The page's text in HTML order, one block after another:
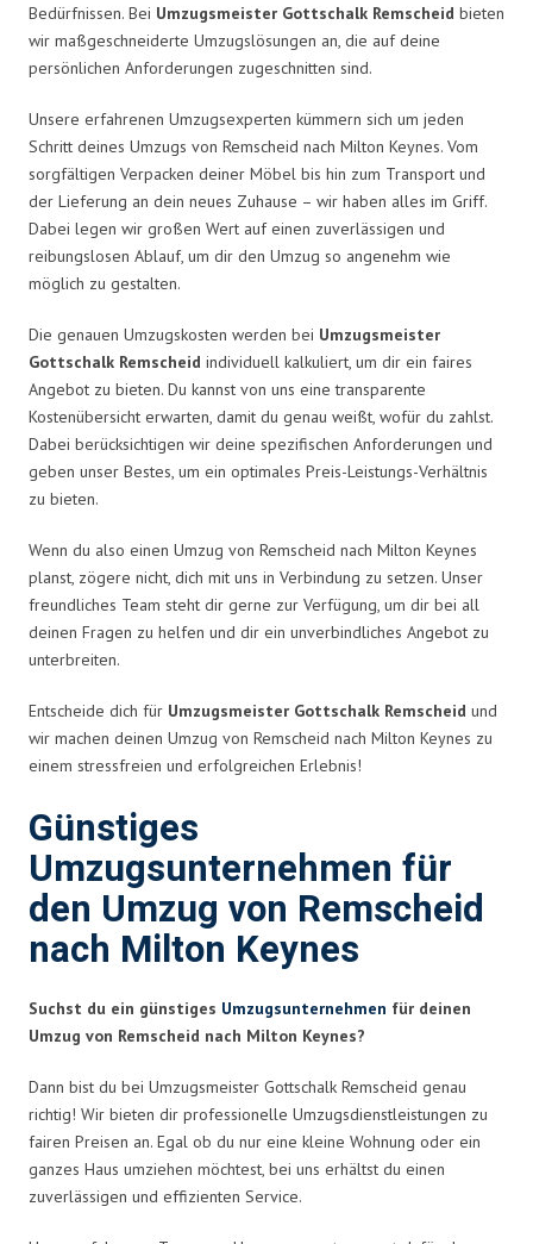
Bedürfnissen. Bei Umzugsmeister Gottschalk Remscheid bieten
wir maßgeschneiderte Umzugslösungen an, die auf deine
persönlichen Anforderungen zugeschnitten sind.
Unsere erfahrenen Umzugsexperten kümmern sich um jeden
Schritt deines Umzugs von Remscheid nach Milton Keynes. Vom
sorgfältigen Verpacken deiner Möbel bis hin zum Transport und
der Lieferung an dein neues Zuhause – wir haben alles im Griff.
Dabei legen wir großen Wert auf einen zuverlässigen und
reibungslosen Ablauf, um dir den Umzug so angenehm wie
möglich zu gestalten.
Die genauen Umzugskosten werden bei Umzugsmeister
Gottschalk Remscheid individuell kalkuliert, um dir ein faires
Angebot zu bieten. Du kannst von uns eine transparente
Kostenübersicht erwarten, damit du genau weißt, wofür du zahlst.
Dabei berücksichtigen wir deine spezifischen Anforderungen und
geben unser Bestes, um ein optimales Preis-Leistungs-Verhältnis
zu bieten.
Wenn du also einen Umzug von Remscheid nach Milton Keynes
planst, zögere nicht, dich mit uns in Verbindung zu setzen. Unser
freundliches Team steht dir gerne zur Verfügung, um dir bei all
deinen Fragen zu helfen und dir ein unverbindliches Angebot zu
unterbreiten.
Entscheide dich für Umzugsmeister Gottschalk Remscheid und
wir machen deinen Umzug von Remscheid nach Milton Keynes zu
einem stressfreien und erfolgreichen Erlebnis!
Günstiges
Umzugsunternehmen für
den Umzug von Remscheid
nach Milton Keynes
Suchst du ein günstiges Umzugsunternehmen für deinen
Umzug von Remscheid nach Milton Keynes?
Dann bist du bei Umzugsmeister Gottschalk Remscheid genau
richtig! Wir bieten dir professionelle Umzugsdienstleistungen zu
fairen Preisen an. Egal ob du nur eine kleine Wohnung oder ein
ganzes Haus umziehen möchtest, bei uns erhältst du einen
zuverlässigen und effizienten Service.